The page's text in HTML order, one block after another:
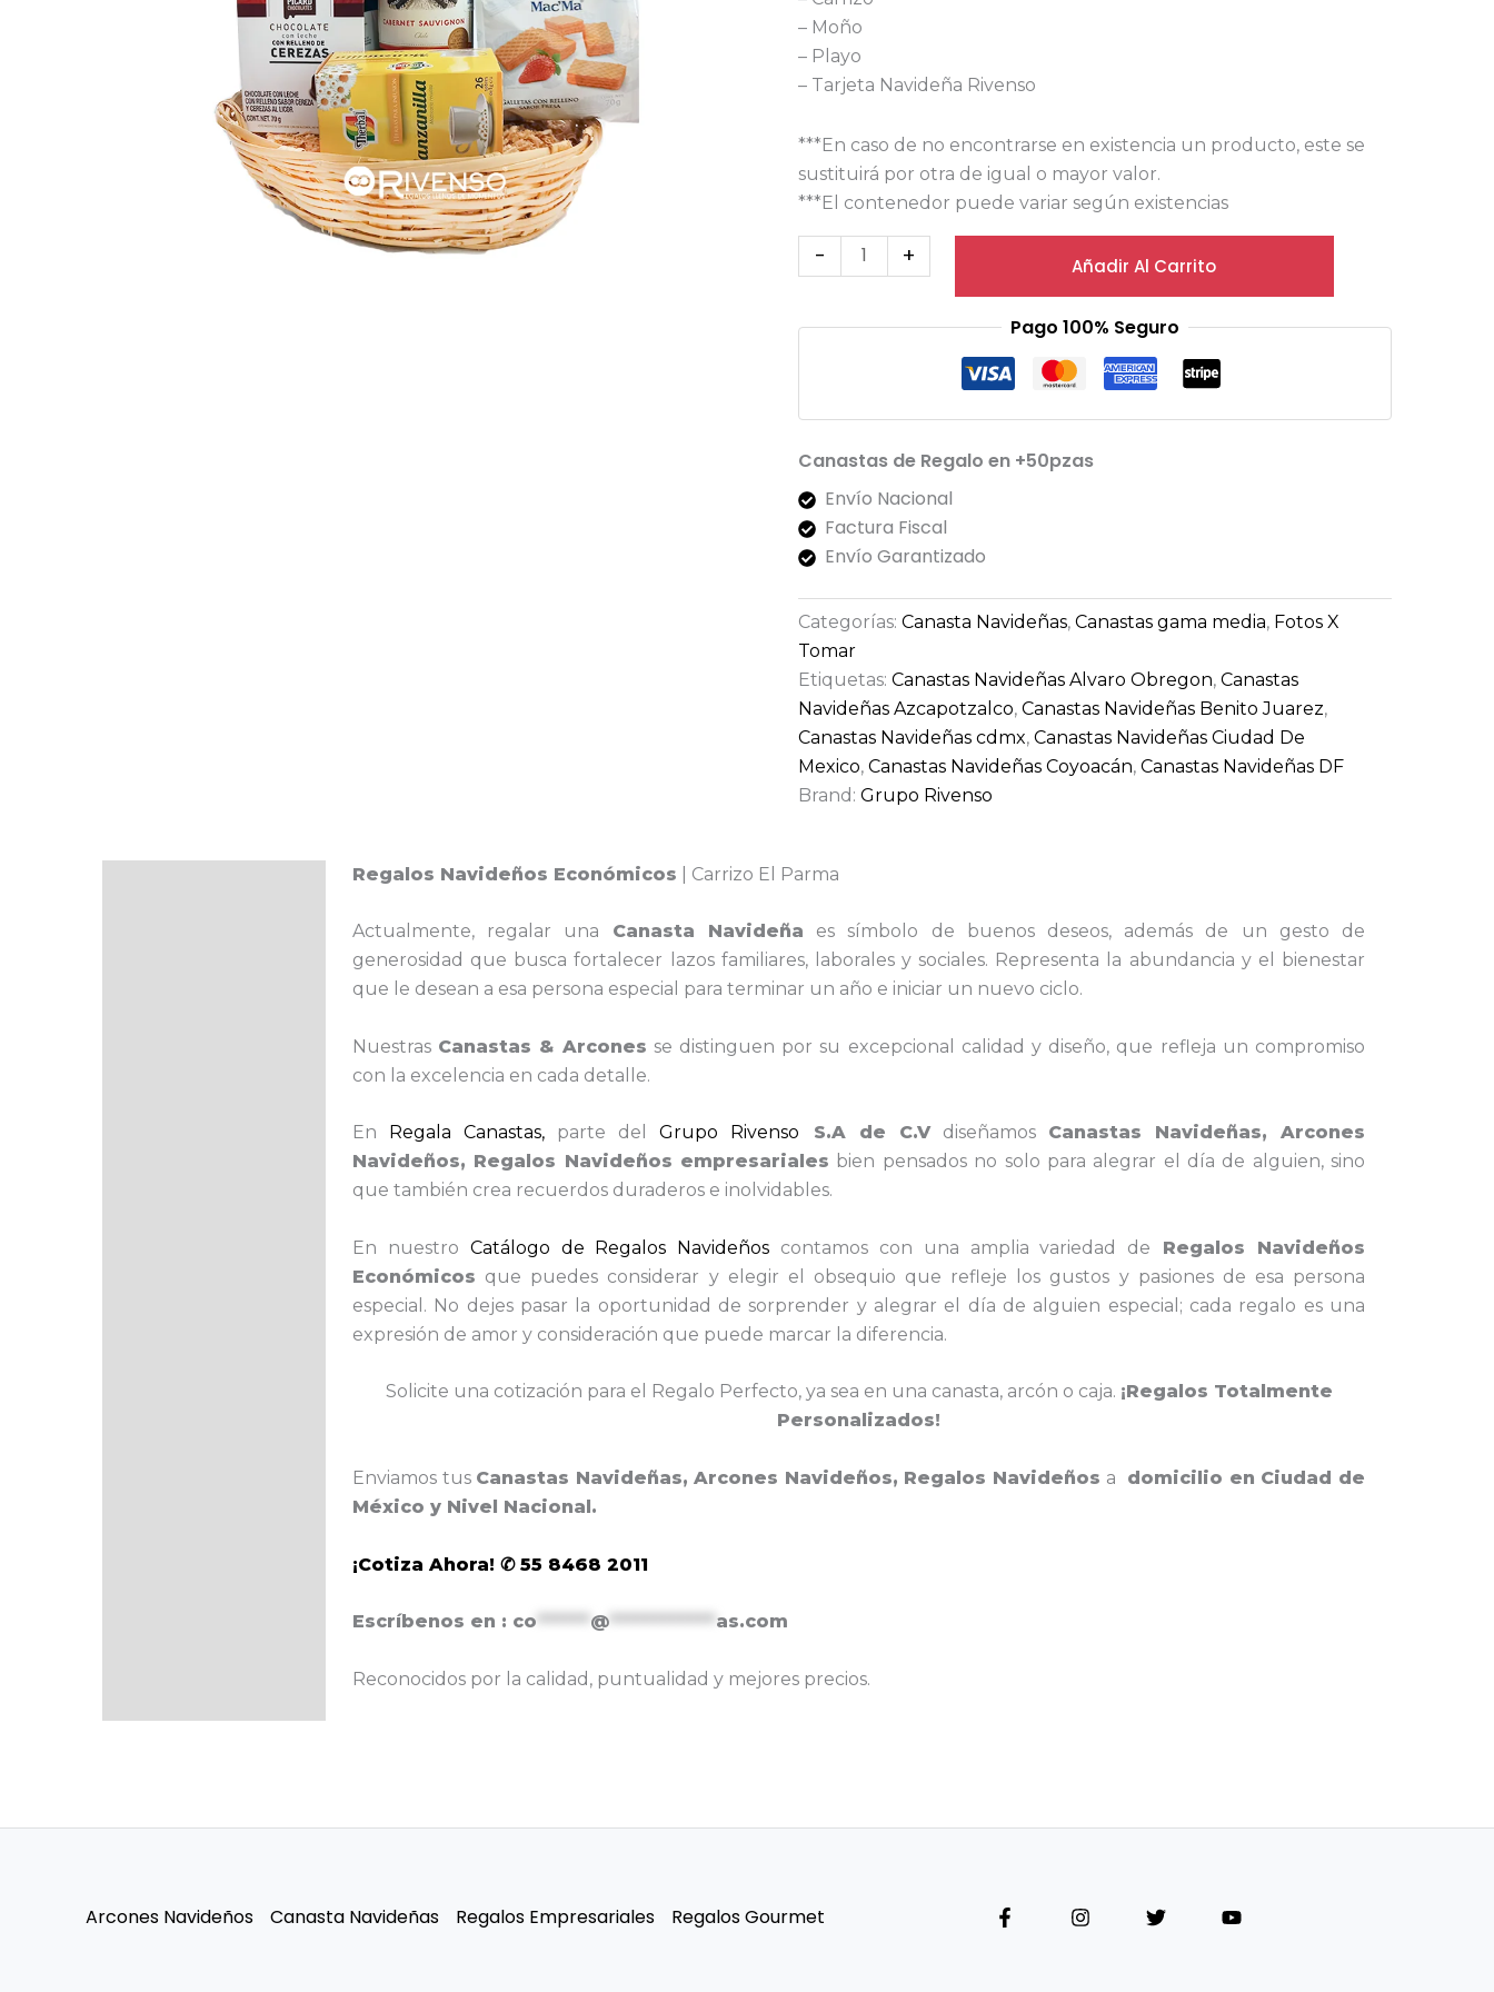
– Moño
– Playo
– Tarjeta Navideña Rivenso
***En caso de no encontrarse en existencia un producto, este se
sustituirá por otra de igual o mayor valor.
***El contenedor puede variar según existencias
- + Añadir Al Carrito
Pago 100% Seguro
Canastas de Regalo en +50pzas
Envío Nacional
Factura Fiscal
Envío Garantizado
Categorías:Canasta Navideñas,Canastas gama media, Fotos X
Tomar
Etiquetas:Canastas Navideñas Alvaro Obregon,Canastas
Navideñas Azcapotzalco,Canastas Navideñas Benito Juarez,
Canastas Navideñas cdmx,Canastas Navideñas Ciudad De
Mexico,Canastas Navideñas Coyoacán,Canastas Navideñas DF
Brand:Grupo Rivenso
Regalos Navideños Económicos | Carrizo El Parma
Actualmente, regalar una Canasta Navideña es símbolo de buenos deseos, además de un gesto de
generosidad que busca fortalecer lazos familiares, laborales y sociales. Representa la abundancia y el bienestar
que le desean a esa persona especial para terminar un año e iniciar un nuevo ciclo.
Nuestras Canastas & Arcones se distinguen por su excepcional calidad y diseño, que refleja un compromiso
con la excelencia en cada detalle.
En Regala Canastas, parte del Grupo Rivenso S.A de C.Vdiseñamos Canastas Navideñas, Arcones
Navideños, Regalos Navideños empresariales bien pensados no solo para alegrar el día de alguien, sino
que también crea recuerdos duraderos e inolvidables.
En nuestro Catálogo de Regalos Navideños contamos con una amplia variedad de Regalos Navideños
Económicos que puedes considerar y elegir el obsequio que refleje los gustos y pasiones de esa persona
especial. No dejes pasar la oportunidad de sorprender y alegrar el día de alguien especial; cada regalo es una
expresión de amor y consideración que puede marcar la diferencia.
Solicite una cotización para el Regalo Perfecto, ya sea en una canasta, arcón o caja. ¡Regalos Totalmente
Personalizados!
Enviamos tus Canastas Navideñas, Arcones Navideños, Regalos Navideños a
domicilio en Ciudad de
México y Nivel Nacional.
¡Cotiza Ahora! ✆ 55 8468 2011
Escríbenos en : co ****** @ ************ as.com
Reconocidos por la calidad, puntualidad y mejores precios.
Arcones Navideños Canasta Navideñas Regalos Empresariales Regalos Gourmet